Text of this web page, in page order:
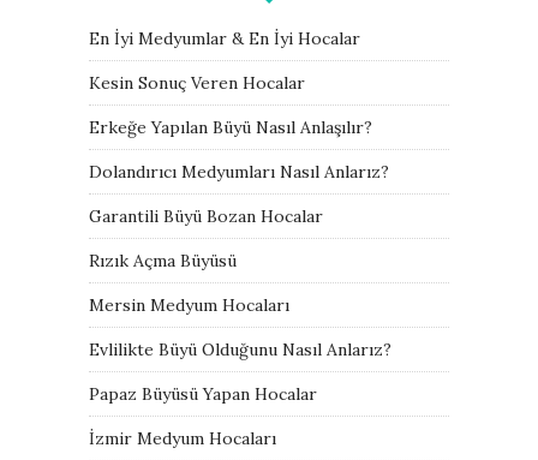
En İyi Medyumlar & En İyi Hocalar
Kesin Sonuç Veren Hocalar
Erkeğe Yapılan Büyü Nasıl Anlaşılır?
Dolandırıcı Medyumları Nasıl Anlarız?
Garantili Büyü Bozan Hocalar
Rızık Açma Büyüsü
Mersin Medyum Hocaları
Evlilikte Büyü Olduğunu Nasıl Anlarız?
Papaz Büyüsü Yapan Hocalar
İzmir Medyum Hocaları